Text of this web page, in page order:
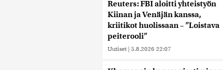
Reuters: FBI aloitti yhteistyön
Kiinan ja Venäjän kanssa,
kriitikot huolissaan – ”Loistava
peiterooli”
Uutiset | 5.8.2026 22:07